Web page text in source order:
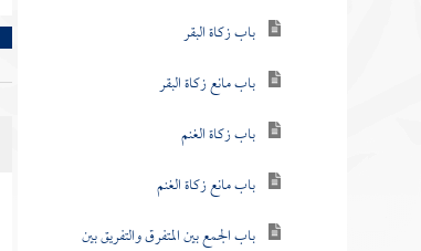
باب زكاة البقر
باب مانع زكاة البقر
باب زكاة الغنم
باب مانع زكاة الغنم
باب الجمع بين المتفرق والتفريق بين